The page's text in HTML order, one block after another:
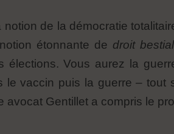
notion de la démocratie
étonnante de droit bestial
élections. Vous aurez la
le vaccin puis la guerre – tout
avocat Gentillet a compris le